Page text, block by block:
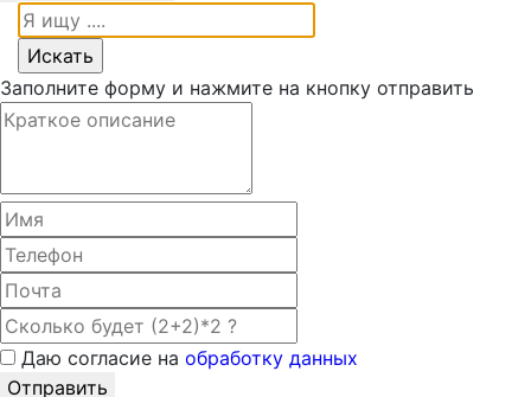
Заполните форму и нажмите на кнопку отправить
Даю согласие на обработку данных
Отправить